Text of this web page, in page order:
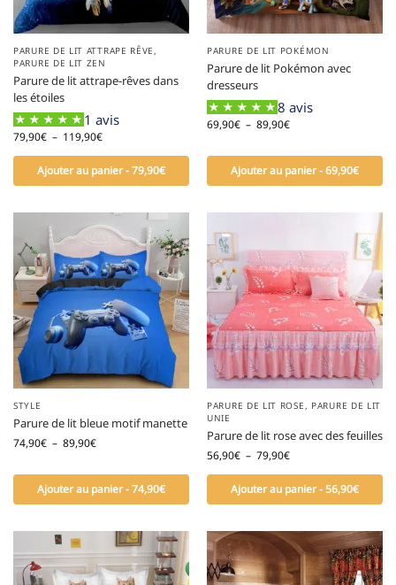
PARURE DE LIT ATTRAPE RÊVE,
PARURE DE LIT ZEN
Parure de lit attrape-rêves dans
les étoiles
1 avis
79,90€ – 119,90€
Ajouter au panier - 79,90€
PARURE DE LIT POKÉMON
Parure de lit Pokémon avec
dresseurs
8 avis
69,90€ – 89,90€
Ajouter au panier - 69,90€
STYLE
Parure de lit bleue motif manette
74,90€ – 89,90€
Ajouter au panier - 74,90€
PARURE DE LIT ROSE, PARURE DE LIT
UNIE
Parure de lit rose avec des feuilles
56,90€ – 79,90€
Ajouter au panier - 56,90€